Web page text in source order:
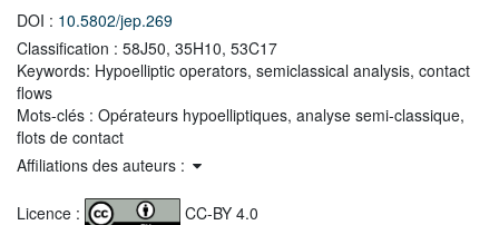
DOI : 10.5802/jep.269
Classification : 58J50, 35H10, 53C17
Keywords: Hypoelliptic operators, semiclassical analysis, contact
flows
Mots-clés : Opérateurs hypoelliptiques, analyse semi-classique,
flots de contact
Affiliations des auteurs :
Licence :
CC-BY 4.0